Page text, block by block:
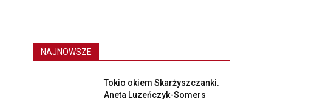
NAJNOWSZE
Tokio okiem Skarżyszczanki.
Aneta Luzeńczyk-Somers